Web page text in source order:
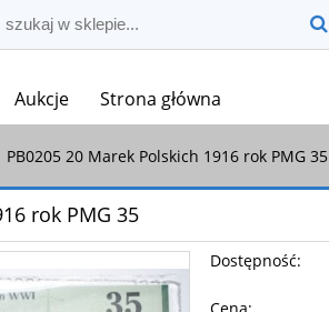
Aukcje Strona główna
PB0205 20 Marek Polskich 1916 rok PMG 35
rok PMG 35
Dostępność: